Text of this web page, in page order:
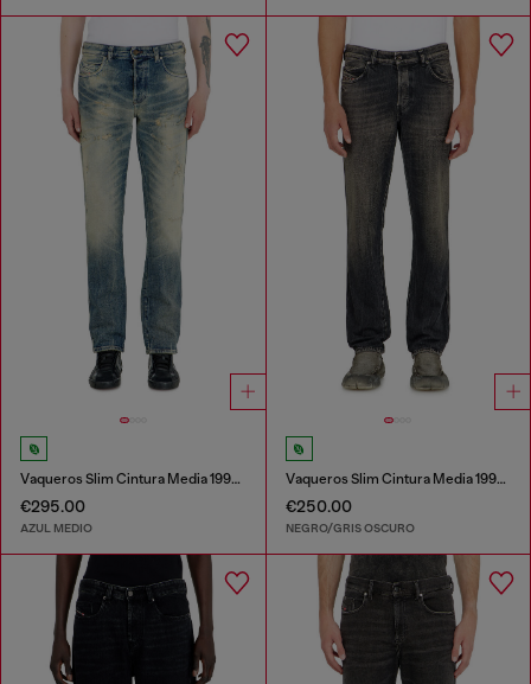
Vaqueros Slim Cintura Media 1993 D-Vyl
€295.00
AZUL MEDIO
Vaqueros Slim Cintura Media 1993 D-Vyl
€250.00
NEGRO/GRIS OSCURO